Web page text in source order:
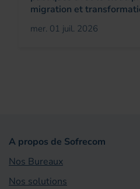
migration et
mer. 01 juil. 2026
A propos de Sofrecom
Nos Bureaux
Nos solutions